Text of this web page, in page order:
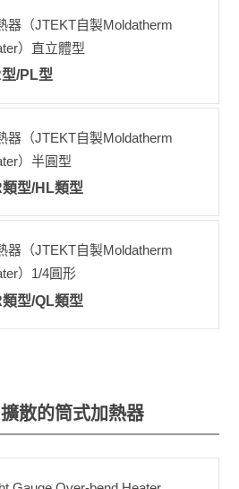
器（JTEKT自製Moldatherm
） 直立體型
型/PL型
器（JTEKT自製Moldatherm
） 半圓型
類型/HL類型
器（JTEKT自製Moldatherm
） 1/4圓形
型/QL類型
散的筒式加熱器